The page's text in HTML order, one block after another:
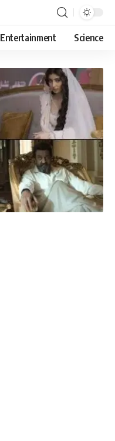
Entertainment Science